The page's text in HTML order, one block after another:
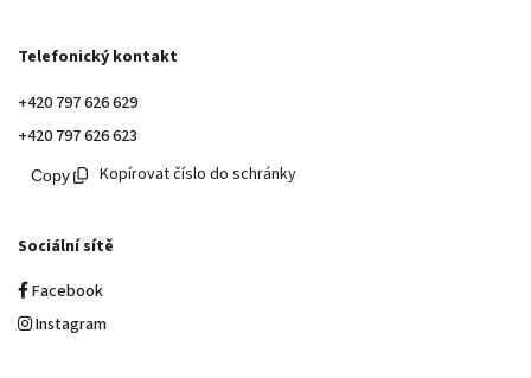
Telefonický kontakt
+420 797 626 629
+420 797 626 623
Kopírovat číslo do schránky
Sociální sítě
Facebook
Instagram